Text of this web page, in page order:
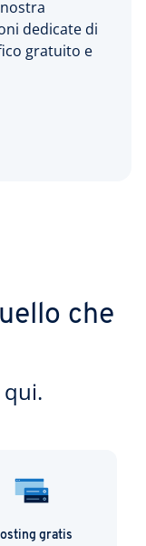
nostra
dedicate di
gratuito e
che
gratis